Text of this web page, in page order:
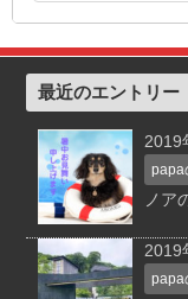
最近のエントリー
2019
papa
ノア
2019
papa